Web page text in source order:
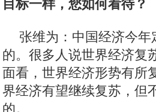
做也是有分歧的。
张维为：特朗普内阁
人谋定而后动的决策思路
政策，如五年计划及每年
过民主集中制形成共识。